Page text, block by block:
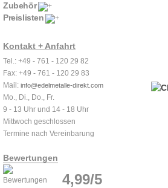
Zubehör
Preislisten
Kontakt + Anfahrt
Tel.: +49 - 761 - 120 29 82
Fax: +49 - 761 - 120 29 83
Mail: info@edelmetalle-direkt.com
Mo., Di., Do., Fr.
9 - 13 Uhr und 14 - 18 Uhr
Mittwoch geschlossen
Termine nach Vereinbarung
Bewertungen
4,99/5